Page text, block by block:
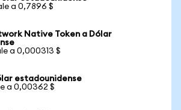
a 0,7896 $
Native Token a Dólar
a 0,000313 $
estadounidense
a 0,00362 $